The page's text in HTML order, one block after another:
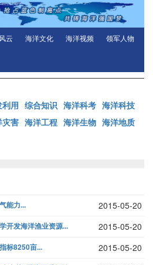
云 海洋文化 海洋视频 领军人物
用 综合知识 海洋科考 海洋科技
灾害 海洋工程 海洋生物 海洋地质
能力... 2015-05-20
开发海洋渔业资源... 2015-05-20
标8250亩... 2015-05-20